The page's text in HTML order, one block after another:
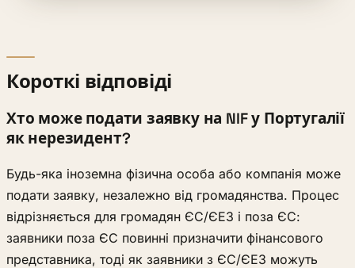
Короткі відповіді
Хто може подати заявку на NIF у Португалії
як нерезидент?
Будь-яка іноземна фізична особа або компанія може
подати заявку, незалежно від громадянства. Процес
відрізняється для громадян ЄС/ЄЕЗ і поза ЄС:
заявники поза ЄС повинні призначити фінансового
представника, тоді як заявники з ЄС/ЄЕЗ можуть